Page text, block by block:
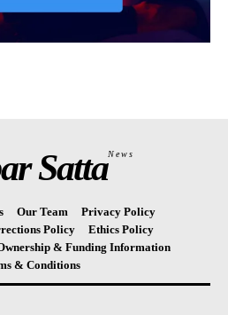
SattaNews
Our Team
Privacy Policy
Policy
Ethics Policy
& Funding Information
& Conditions